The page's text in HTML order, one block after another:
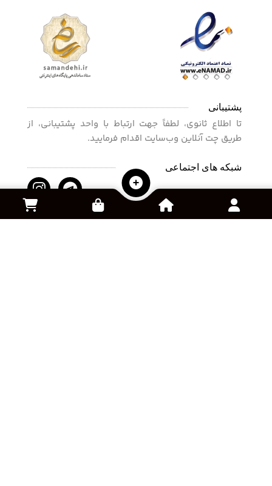
پشتیبانی
تا اطلاع ثانوی، لطفاً جهت ارتباط با واحد پشتیبانی، از
طریق چت آنلاین وب‌سایت اقدام فرمایید.
شبکه های اجتماعی